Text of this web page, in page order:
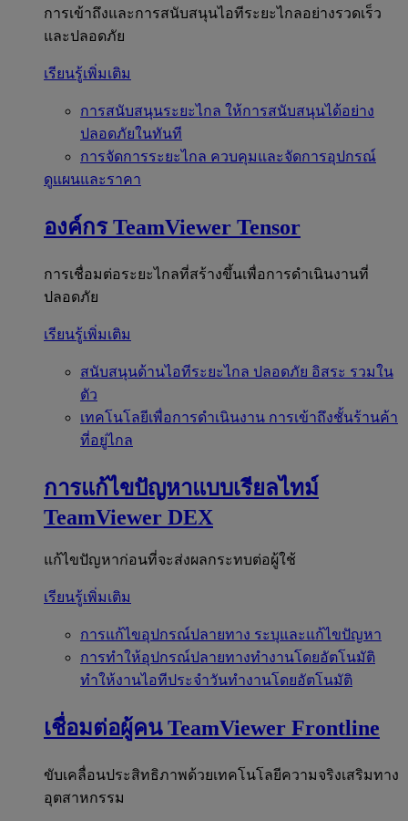
การเข้าถึงและการสนับสนุนไอทีระยะไกลอย่างรวดเร็ว
และปลอดภัย
เรียนรู้เพิ่มเติม
การสนับสนุนระยะไกล ให้การสนับสนุนได้อย่าง
ปลอดภัยในทันที
การจัดการระยะไกล ควบคุมและจัดการอุปกรณ์
ดูแผนและราคา
องค์กร TeamViewer Tensor
การเชื่อมต่อระยะไกลที่สร้างขึ้นเพื่อการดำเนินงานที่
ปลอดภัย
เรียนรู้เพิ่มเติม
สนับสนุนด้านไอทีระยะไกล ปลอดภัย อิสระ รวมใน
ตัว
เทคโนโลยีเพื่อการดำเนินงาน การเข้าถึงชั้นร้านค้า
ที่อยู่ไกล
การแก้ไขปัญหาแบบเรียลไทม์
TeamViewer DEX
แก้ไขปัญหาก่อนที่จะส่งผลกระทบต่อผู้ใช้
เรียนรู้เพิ่มเติม
การแก้ไขอุปกรณ์ปลายทาง ระบุและแก้ไขปัญหา
การทำให้อุปกรณ์ปลายทางทำงานโดยอัตโนมัติ
ทำให้งานไอทีประจำวันทำงานโดยอัตโนมัติ
เชื่อมต่อผู้คน TeamViewer Frontline
ขับเคลื่อนประสิทธิภาพด้วยเทคโนโลยีความจริงเสริมทาง
อุตสาหกรรม